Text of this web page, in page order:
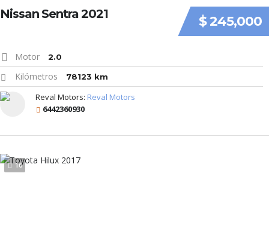
$ 245,000
Nissan Sentra 2021
Motor 2.0
Kilómetros 78123 km
Reval Motors: Reval Motors
6442360930
16